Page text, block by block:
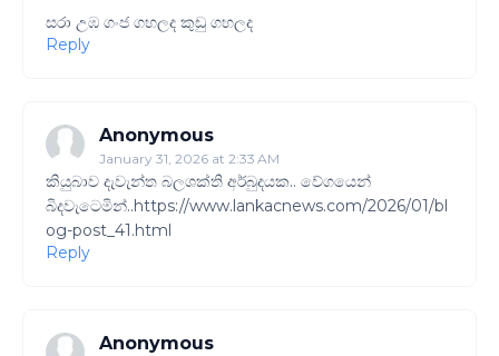
සරා උඹ ගංජ ගහලද කුඩු ගහලද
Reply
Anonymous
January 31, 2026 at 2:33 AM
කියුබාව දැවැන්ත බලශක්ති අර්බුදයක.. වේගයෙන්
බිදවැටෙමින්..https://www.lankacnews.com/2026/01/bl
og-post_41.html
Reply
Anonymous